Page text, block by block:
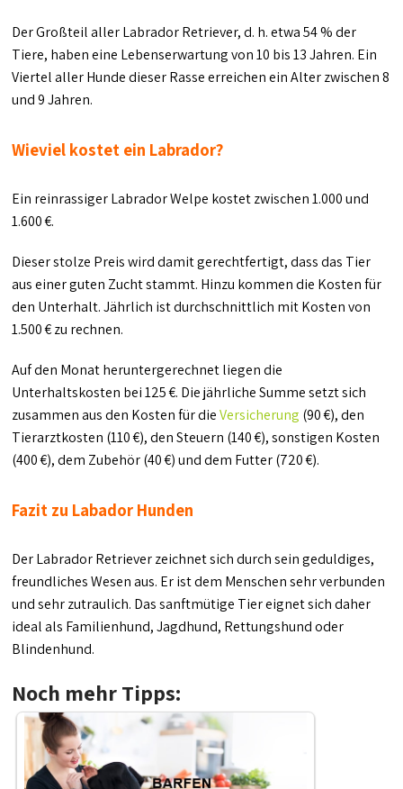
Der Großteil aller Labrador Retriever, d. h. etwa 54 % der
Tiere, haben eine Lebenserwartung von 10 bis 13 Jahren. Ein
Viertel aller Hunde dieser Rasse erreichen ein Alter zwischen 8
und 9 Jahren.
Wieviel kostet ein Labrador?
Ein reinrassiger Labrador Welpe kostet zwischen 1.000 und
1.600 €.
Dieser stolze Preis wird damit gerechtfertigt, dass das Tier
aus einer guten Zucht stammt. Hinzu kommen die Kosten für
den Unterhalt. Jährlich ist durchschnittlich mit Kosten von
1.500 € zu rechnen.
Auf den Monat heruntergerechnet liegen die
Unterhaltskosten bei 125 €. Die jährliche Summe setzt sich
zusammen aus den Kosten für dieVersicherung (90 €), den
Tierarztkosten (110 €), den Steuern (140 €), sonstigen Kosten
(400 €), dem Zubehör (40 €) und dem Futter (720 €).
Fazit zu Labador Hunden
Der Labrador Retriever zeichnet sich durch sein geduldiges,
freundliches Wesen aus. Er ist dem Menschen sehr verbunden
und sehr zutraulich. Das sanftmütige Tier eignet sich daher
ideal als Familienhund, Jagdhund, Rettungshund oder
Blindenhund.
Noch mehr Tipps: